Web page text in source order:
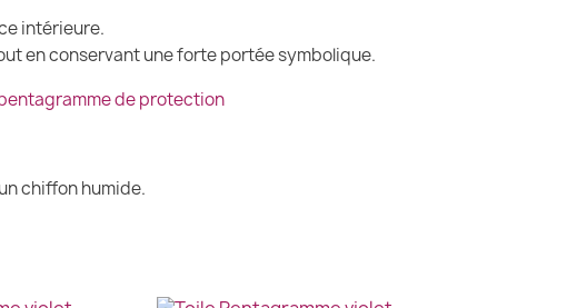
intérieure.
en conservant une forte portée symbolique.
de protection
chiffon humide.